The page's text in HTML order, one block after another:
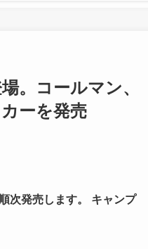
。コールマン、
ーを発売
次発売します。 キャンプ